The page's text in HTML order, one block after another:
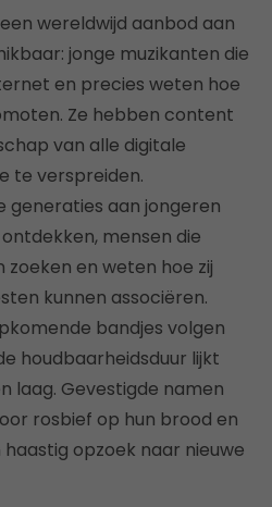
wereldwijd aanbod aan
jonge muzikanten die
en precies weten hoe
Ze hebben content
van alle digitale
te verspreiden.
generaties aan jongeren
mensen die
en weten hoe zij
kunnen associëren.
bandjes volgen
houdbaarheidsduur lijkt
laag. Gevestigde namen
rosbief op hun brood en
opzoek naar nieuwe